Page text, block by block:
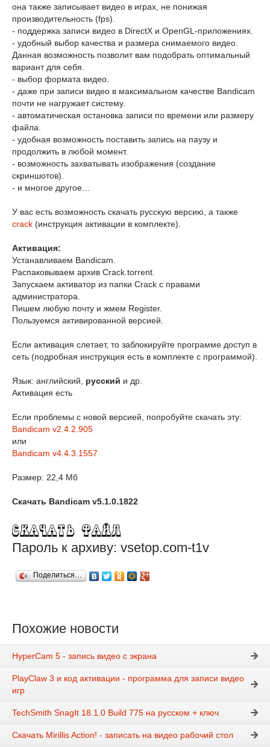
она также записывает видео в играх, не понижая
производительность (fps).
- поддержка записи видео в DirectX и OpenGL-приложениях.
- удобный выбор качества и размера снимаемого видео.
Данная возможность позволит вам подобрать оптимальный
вариант для себя.
- выбор формата видео.
- даже при записи видео в максимальном качестве Bandicam
почти не нагружает систему.
- автоматическая остановка записи по времени или размеру
файла.
- удобная возможность поставить запись на паузу и
продолжить в любой момент.
- возможность захватывать изображения (создание
скриншотов).
- и многое другое…
У вас есть возможность скачать русскую версию, а также
crack (инструкция активации в комплекте).
Активация:
Устанавливаем Bandicam.
Распаковываем архив Crack.torrent.
Запускаем активатор из папки Crack с правами
администратора.
Пишем любую почту и жмем Register.
Пользуемся активированной версией.
Если активация слетает, то заблокируйте программе доступ в
сеть (подробная инструкция есть в комплекте с программой).
Язык: английский, русский и др.
Активация есть
Если проблемы с новой версией, попробуйте скачать эту:
Bandicam v2.4.2.905
или
Bandicam v4.4.3.1557
Размер: 22,4 Мб
Скачать Bandicam v5.1.0.1822
Пароль к архиву: vsetop.com-t1v
Поделиться…
Похожие новости
HyperCam 5 - запись видео с экрана
PlayClaw 3 и код активации - программа для записи видео
игр
TechSmith SnagIt 18.1.0 Build 775 на русском + ключ
Скачать Mirillis Action! - записать на видео рабочий стол